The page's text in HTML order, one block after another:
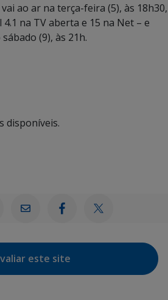
ao ar na terça-feira (5), às 18h30,
4.1 na TV aberta e 15 na Net – e
(9), às 21h.
disponíveis.
este site